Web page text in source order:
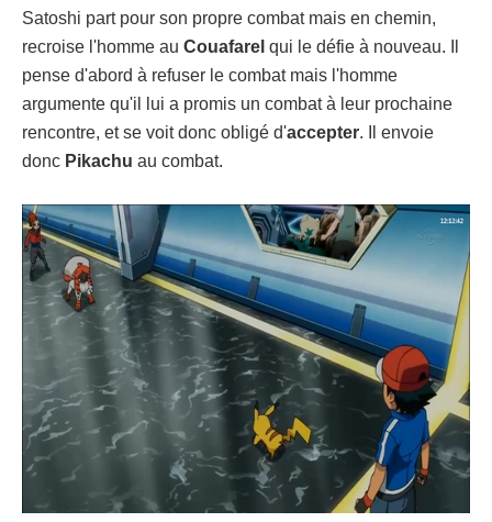
Satoshi part pour son propre combat mais en chemin,
recroise l'homme au Couafarel qui le défie à nouveau. Il
pense d'abord à refuser le combat mais l'homme
argumente qu'il lui a promis un combat à leur prochaine
rencontre, et se voit donc obligé d'accepter. Il envoie
donc Pikachu au combat.